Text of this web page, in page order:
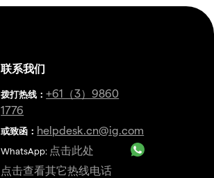
联系我们
拨打热线 ：+61（3）9860
1776
或致函： helpdesk.cn@ig.com
WhatsApp: 点击此处
点击查看其它热线电话